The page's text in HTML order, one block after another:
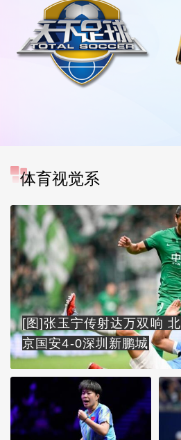
体育视觉系
[图]张玉宁传射达万双响 北
京国安4-0深圳新鹏城